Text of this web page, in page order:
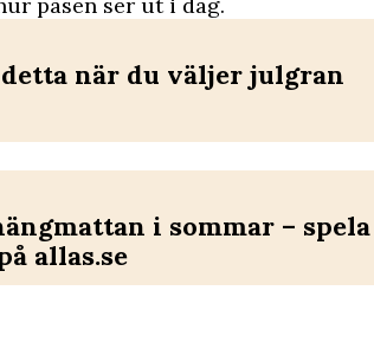
detta när du väljer julgran
i sommar – spela
allas.se